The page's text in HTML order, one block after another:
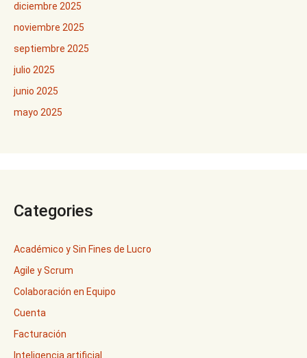
diciembre 2025
noviembre 2025
septiembre 2025
julio 2025
junio 2025
mayo 2025
Categories
Académico y Sin Fines de Lucro
Agile y Scrum
Colaboración en Equipo
Cuenta
Facturación
Inteligencia artificial